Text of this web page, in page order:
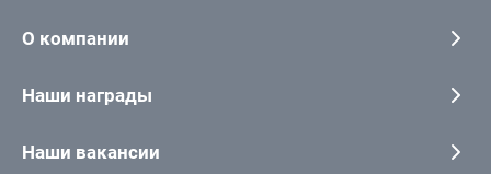
О компании
Наши награды
Наши вакансии